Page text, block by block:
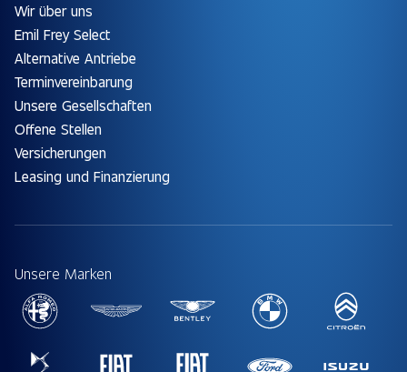
Wir über uns
Emil Frey Select
Alternative Antriebe
Terminvereinbarung
Unsere Gesellschaften
Offene Stellen
Versicherungen
Leasing und Finanzierung
Unsere Marken